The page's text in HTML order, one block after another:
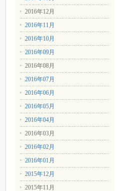
2016年12月
2016年11月
2016年10月
2016年09月
2016年08月
2016年07月
2016年06月
2016年05月
2016年04月
2016年03月
2016年02月
2016年01月
2015年12月
2015年11月